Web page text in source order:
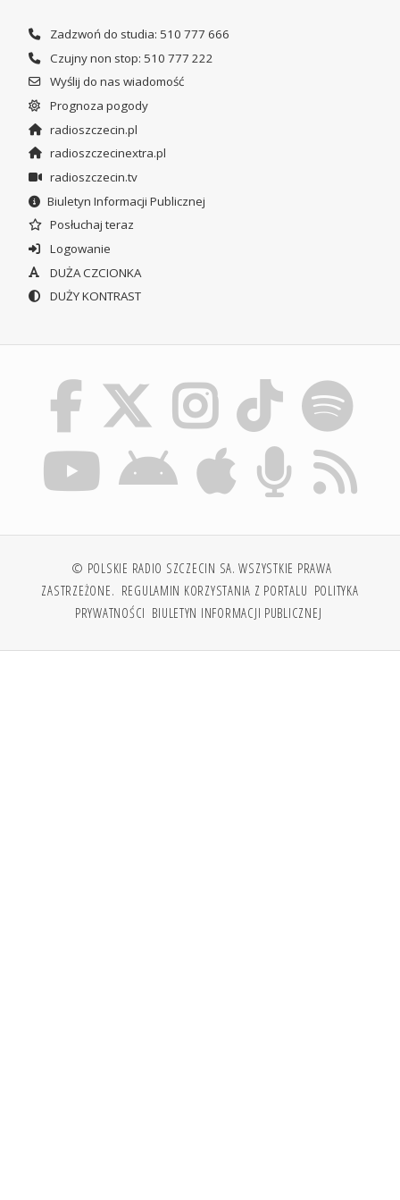
Zadzwoń do studia: 510 777 666
Czujny non stop: 510 777 222
Wyślij do nas wiadomość
Prognoza pogody
radioszczecin.pl
radioszczecinextra.pl
radioszczecin.tv
Biuletyn Informacji Publicznej
Posłuchaj teraz
Logowanie
DUŻA CZCIONKA
DUŻY KONTRAST
© POLSKIE RADIO SZCZECIN SA. WSZYSTKIE PRAWA
ZASTRZEŻONE. REGULAMIN KORZYSTANIA Z PORTALU POLITYKA
PRYWATNOŚCI BIULETYN INFORMACJI PUBLICZNEJ